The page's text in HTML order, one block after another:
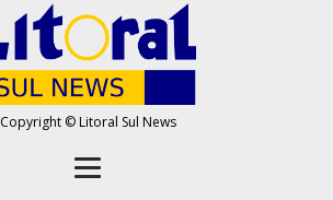
Copyright © Litoral Sul News